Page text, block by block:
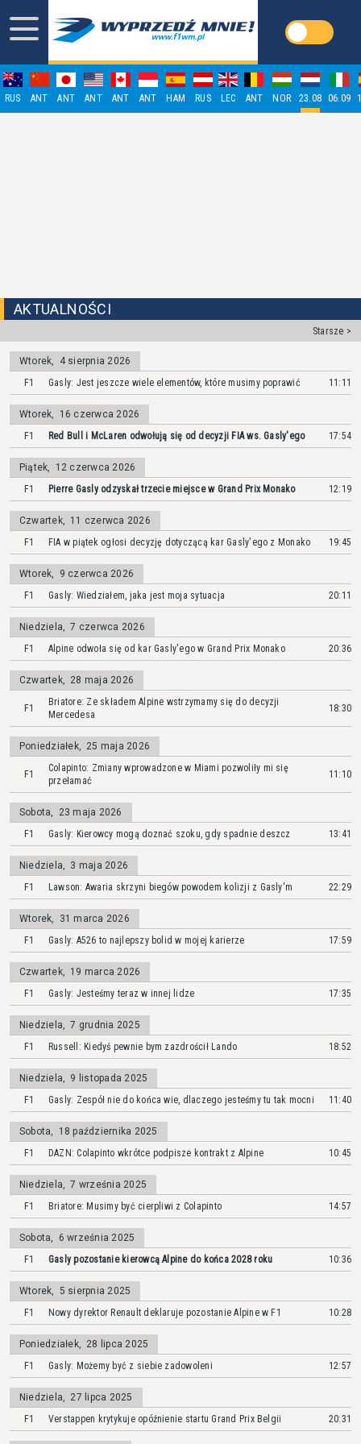
RUS ANT ANT ANT ANT ANT HAM RUS LEC ANT NOR 23.08 06.09
AKTUALNOŚCI
Starsze >
Wtorek,
4 sierpnia 2026
F1
Gasly: Jest jeszcze wiele elementów, które musimy poprawić 11:11
Wtorek,
16 czerwca 2026
F1
Red Bull i McLaren odwołują się od decyzji FIA ws. Gasly'ego 17:54
Piątek,
12 czerwca 2026
F1
Pierre Gasly odzyskał trzecie miejsce w Grand Prix Monako 12:19
Czwartek, 11 czerwca 2026
F1
FIA w piątek ogłosi decyzję dotyczącą kar Gasly'ego z Monako 19:45
Wtorek,
9 czerwca 2026
F1
Gasly: Wiedziałem, jaka jest moja sytuacja 20:11
Niedziela, 7 czerwca 2026
F1
Alpine odwoła się od kar Gasly'ego w Grand Prix Monako 20:36
Czwartek, 28 maja 2026
F1
Briatore: Ze składem Alpine wstrzymamy się do decyzji
Mercedesa
18:30
Poniedziałek, 25 maja 2026
F1
Colapinto: Zmiany wprowadzone w Miami pozwoliły mi się
przełamać
11:10
Sobota,
23 maja 2026
F1
Gasly: Kierowcy mogą doznać szoku, gdy spadnie deszcz 13:41
Niedziela, 3 maja 2026
F1
Lawson: Awaria skrzyni biegów powodem kolizji z Gasly'm 22:29
Wtorek,
31 marca 2026
F1
Gasly: A526 to najlepszy bolid w mojej karierze 17:59
Czwartek, 19 marca 2026
F1
Gasly: Jesteśmy teraz w innej lidze 17:35
Niedziela, 7 grudnia 2025
F1
Russell: Kiedyś pewnie bym zazdrościł Lando 18:52
Niedziela, 9 listopada 2025
F1
Gasly: Zespół nie do końca wie, dlaczego jesteśmy tu tak mocni 11:40
Sobota,
18 października 2025
F1
DAZN: Colapinto wkrótce podpisze kontrakt z Alpine 10:45
Niedziela, 7 września 2025
F1
Briatore: Musimy być cierpliwi z Colapinto 14:57
Sobota,
6 września 2025
F1
Gasly pozostanie kierowcą Alpine do końca 2028 roku 10:36
Wtorek, 5 sierpnia 2025
F1
Nowy dyrektor Renault deklaruje pozostanie Alpine w F1 10:28
Poniedziałek, 28 lipca 2025
F1
Gasly: Możemy być z siebie zadowoleni 12:57
Niedziela, 27 lipca 2025
F1
Verstappen krytykuje opóźnienie startu Grand Prix Belgii 20:31